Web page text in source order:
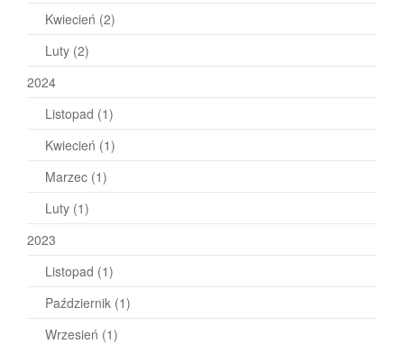
Kwiecień (2)
Luty (2)
2024
Listopad (1)
Kwiecień (1)
Marzec (1)
Luty (1)
2023
Listopad (1)
Październik (1)
Wrzesień (1)